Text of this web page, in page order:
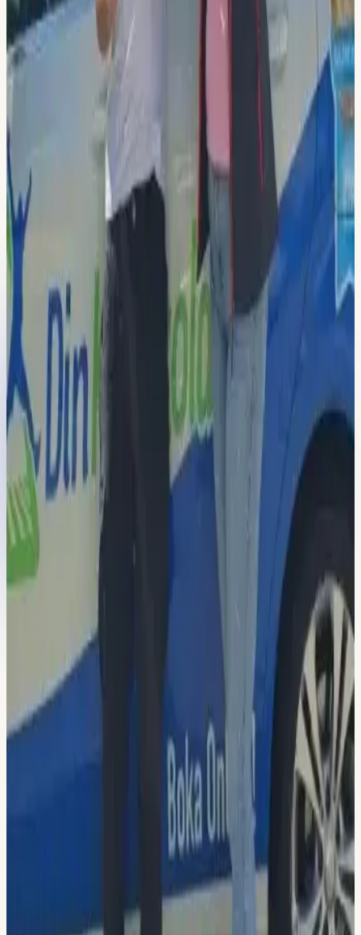
Flemingsberg Hallunda
27%
22 650 kr
16 450 kr
Paket 13+utbildning
Du sparar 6 200 kr eller 1 370 kr/mån vid delbetalning
13 körlektioner à 60 min
Riskettan & Risktvåan ingår
Datatester och e-bok ingår
Lån av bil inkl. uppvärmning
Flemingsberg
- 23
25 250 kr
19 550 kr
Intensivkurs 15 lektioner
Du sparar 5 700 kr 1 630 kr/mån vid delbetalning
15 körlektioner à 60 min
Riskettan & Risktvåan ingår
Datatester och e-bok ingår
Lån av bil inkl. uppvärmning
Flemingsberg
23 950 kr
Intensivkurs 20 lektioner
Du sparar 7 800 kr vid delbetalning
20 körlektioner à 60 min
Riskettan & Risktvåan ingår
Datatester och e-bok ingår
Lån av bil inkl. uppvärmning